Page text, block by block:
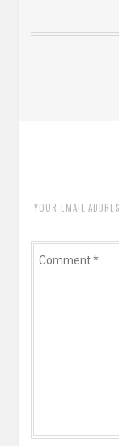
entradas
YOUR EMAIL